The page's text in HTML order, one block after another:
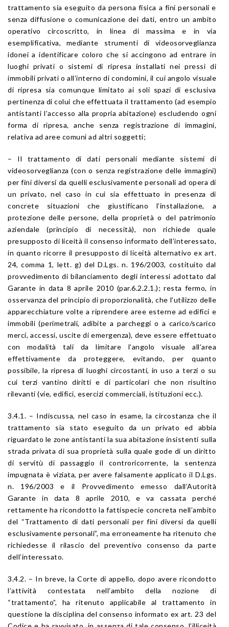
trattamento sia eseguito da persona fisica a fini personali e
senza diffusione o comunicazione dei dati, entro un ambito
operativo circoscritto, in linea di massima e in via
esemplificativa, mediante strumenti di videosorveglianza
idonei a identificare coloro che si accingono ad entrare in
luoghi privati o sistemi di ripresa installati nei pressi di
immobili privati o all’interno di condomini, il cui angolo visuale
di ripresa sia comunque limitato ai soli spazi di esclusiva
pertinenza di colui che effettuata il trattamento (ad esempio
antistanti l’accesso alla propria abitazione) escludendo ogni
forma di ripresa, anche senza registrazione di immagini,
relativa ad aree comuni ad altri soggetti;
– Il trattamento di dati personali mediante sistemi di
videosorveglianza (con o senza registrazione delle immagini)
per fini diversi da quelli esclusivamente personali ad opera di
un privato, nel caso in cui sia effettuato in presenza di
concrete situazioni che giustificano l’installazione, a
protezione delle persone, della proprietà o del patrimonio
aziendale (principio di necessità), non richiede quale
presupposto di liceità il consenso informato dell’interessato,
in quanto ricorre il presupposto di liceità alternativo ex art.
24, comma 1, lett. g) del D.Lgs. n. 196/2003, costituito dal
provvedimento di bilanciamento degli interessi adottato dal
Garante in data 8 aprile 2010 (par.6.2.2.1.); resta fermo, in
osservanza del principio di proporzionalità, che l’utilizzo delle
apparecchiature volte a riprendere aree esterne ad edifici e
immobili (perimetrali, adibite a parcheggi o a carico/scarico
merci, accessi, uscite di emergenza), deve essere effettuato
con modalità tali da limitare l’angolo visuale all’area
effettivamente da proteggere, evitando, per quanto
possibile, la ripresa di luoghi circostanti, in uso a terzi o su
cui terzi vantino diritti e di particolari che non risultino
rilevanti (vie, edifici, esercizi commerciali, istituzioni ecc.).
3.4.1. – Indiscussa, nel caso in esame, la circostanza che il
trattamento sia stato eseguito da un privato ed abbia
riguardato le zone antistanti la sua abitazione insistenti sulla
strada privata di sua proprietà sulla quale gode di un diritto
di servitù di passaggio il controricorrente, la sentenza
impugnata è viziata, per avere falsamente applicato il D.Lgs.
n. 196/2003 e il Provvedimento emesso dall’Autorità
Garante in data 8 aprile 2010, e va cassata perché
rettamente ha ricondotto la fattispecie concreta nell’ambito
del “Trattamento di dati personali per fini diversi da quelli
esclusivamente personali”, ma erroneamente ha ritenuto che
richiedesse il rilascio del preventivo consenso da parte
dell’interessato.
3.4.2. – In breve, la Corte di appello, dopo avere ricondotto
l’attività contestata nell’ambito della nozione di
“trattamento”, ha ritenuto applicabile al trattamento in
questione la disciplina del consenso informato ex art. 23 del